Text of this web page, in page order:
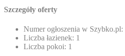
Szczegóły oferty
Numer ogłoszenia w Szybko.pl:
Liczba łazienek: 1
Liczba pokoi: 1